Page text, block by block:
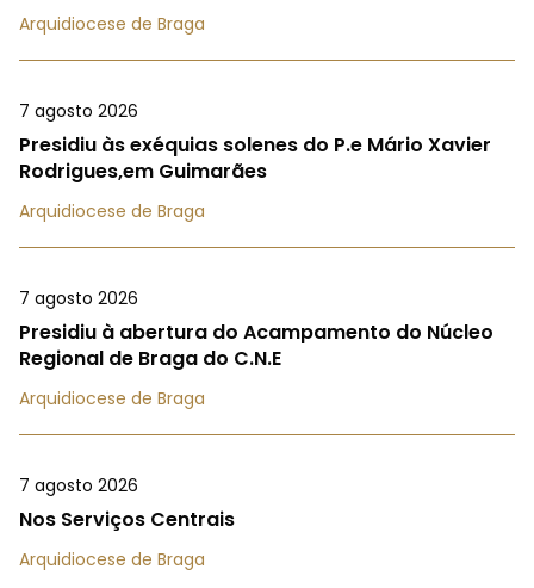
Arquidiocese de Braga
7 agosto 2026
Presidiu às exéquias solenes do P.e Mário Xavier
Rodrigues,em Guimarães
Arquidiocese de Braga
7 agosto 2026
Presidiu à abertura do Acampamento do Núcleo
Regional de Braga do C.N.E
Arquidiocese de Braga
7 agosto 2026
Nos Serviços Centrais
Arquidiocese de Braga